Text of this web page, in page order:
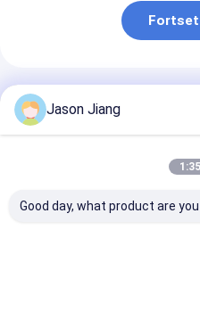
Empfohlene Produkte
Jason Jiang
Good day, what product are